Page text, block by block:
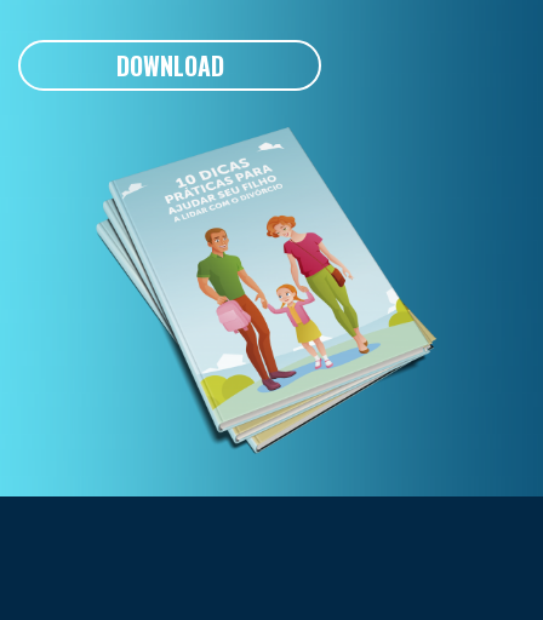
DOWNLOAD